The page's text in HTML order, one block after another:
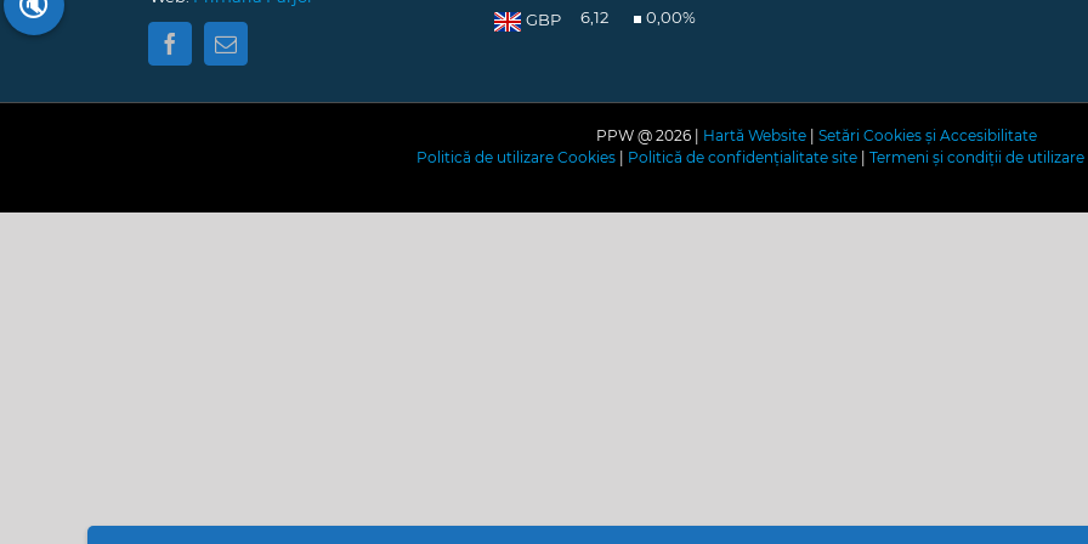
GBP 6,12 0,00%
PPW @ 2026 | Hartă Website| Setări Cookies și Accesibilitate
Politică de utilizare Cookies
Politică de confidențialitate site Termeni și condiții de utilizare